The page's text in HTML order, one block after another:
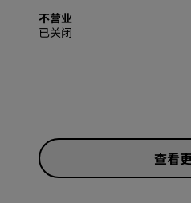
不营业
已关闭
查看